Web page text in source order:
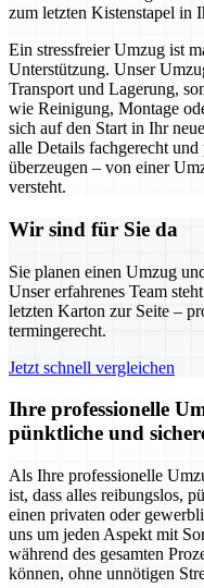
zum letzten Kistenstapel in
Ein stressfreier Umzug ist
Unterstützung. Unser
Transport und Lagerung,
wie Reinigung, Montage
sich auf den Start in Ihr
alle Details fachgerecht
überzeugen – von einer
versteht.
Wir sind für Sie da
Sie planen einen Umzug
Unser erfahrenes Team
letzten Karton zur Seite –
termingerecht.
Jetzt schnell vergleichen
Ihre professionelle
pünktliche und
Als Ihre professionelle
ist, dass alles reibungslos,
einen privaten oder
uns um jeden Aspekt mit
während des gesamten
können, ohne unnötigen